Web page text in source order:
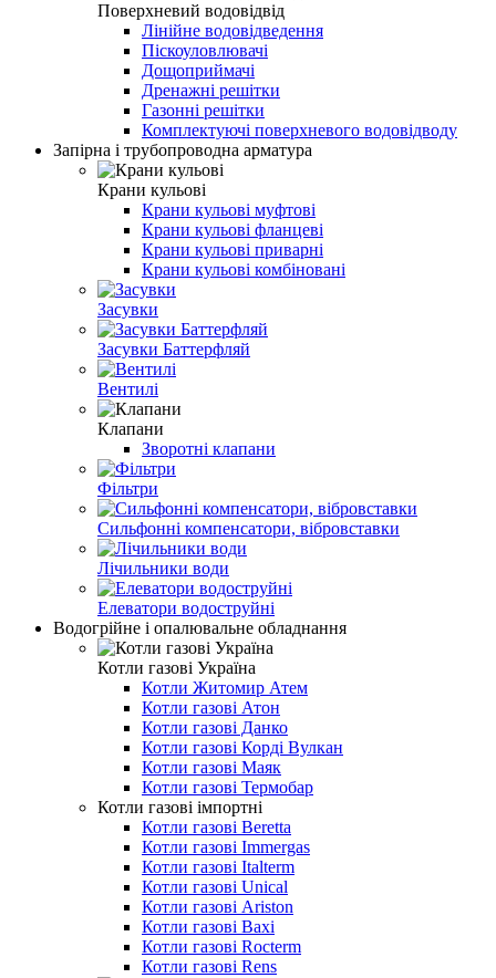
Поверхневий водовідвід
Лінійне водовідведення
Піскоуловлювачі
Дощоприймачі
Дренажні решітки
Газонні решітки
Комплектуючі поверхневого водовідводу
Запірна і трубопроводна арматура
Крани кульові
Крани кульові муфтові
Крани кульові фланцеві
Крани кульові приварні
Крани кульові комбіновані
Засувки
Засувки Баттерфляй
Вентилі
Клапани
Зворотні клапани
Фільтри
Сильфонні компенсатори, вібровставки
Лічильники води
Елеватори водоструйні
Водогрійне і опалювальне обладнання
Котли газові Україна
Котли Житомир Атем
Котли газові Атон
Котли газові Данко
Котли газові Корді Вулкан
Котли газові Маяк
Котли газові Термобар
Котли газові імпортні
Котли газові Beretta
Котли газові Immergas
Котли газові Italterm
Котли газові Unical
Котли газові Ariston
Котли газові Baxi
Котли газові Rocterm
Котли газові Rens